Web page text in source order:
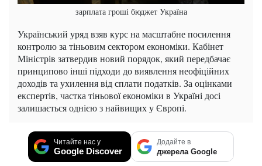
зарплата гроші бюджет Україна
Український уряд взяв курс на масштабне посилення
контролю за тіньовим сектором економіки. Кабінет
Міністрів затвердив новий порядок, який передбачає
принципово інші підходи до виявлення неофіційних
доходів та ухилення від сплати податків. За оцінками
експертів, частка тіньової економіки в Україні досі
залишається однією з найвищих у Європі.
Читайте нас у
Google Discover
Додайте в
джерела Google